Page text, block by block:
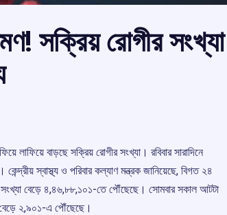
সক্রিয় রোগীর সংখ্যা
লাফিয়ে বাড়ছে সক্রিয় রোগীর সংখ্যা। রবিবার সারাদিনে
স্বাস্থ্য ও পরিবার কল্যাণ মন্ত্রক জানিয়েছে, বিগত ২৪
বেড়ে ৪,৪৬,৮৮,১০১-তে পৌঁছেছে। সোমবার সকাল আটটা
২,৯০১-এ পৌঁছেছে।